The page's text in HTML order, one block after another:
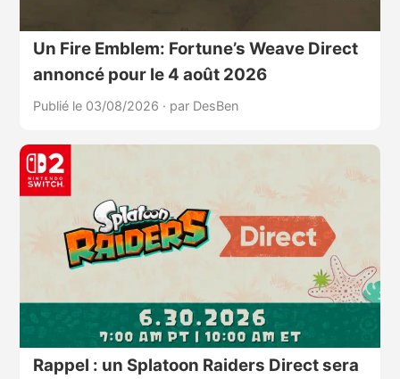
Un Fire Emblem: Fortune’s Weave Direct
annoncé pour le 4 août 2026
Publié le 03/08/2026 · par DesBen
Rappel : un Splatoon Raiders Direct sera